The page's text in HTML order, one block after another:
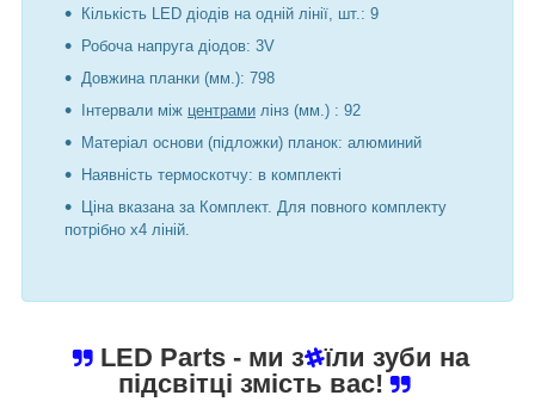
Кількість LED діодів на одній лінії, шт.: 9
Робоча напруга діодов: 3V
Довжина планки (мм.): 798
Інтервали між центрами лінз (мм.) : 92
Матеріал основи (підложки) планок: алюминий
Наявність термоскотчу: в комплекті
Ціна вказана за Комплект. Для повного комплекту
потрібно х4 ліній.
LED Parts - ми з
їли зуби на
підсвітці змість вас!